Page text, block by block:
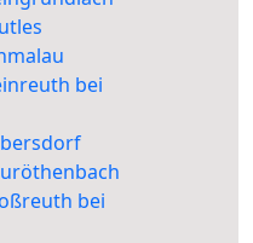
bei
bei